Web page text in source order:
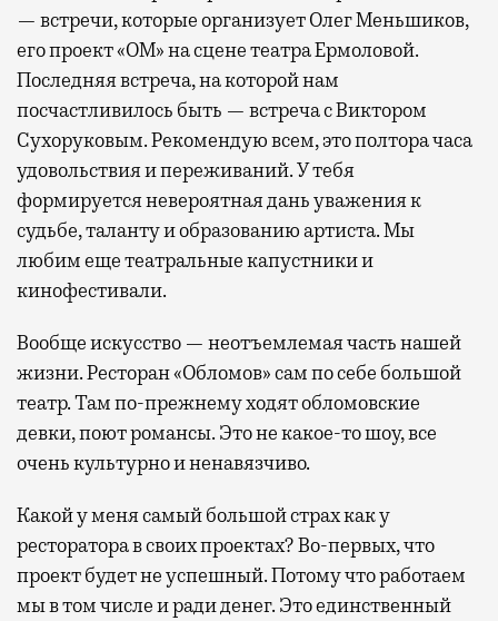
— встречи, которые организует Олег Меньшиков,
его проект «ОМ» на сцене театра Ермоловой.
Последняя встреча, на которой нам
посчастливилось быть — встреча с Виктором
Сухоруковым. Рекомендую всем, это полтора часа
удовольствия и переживаний. У тебя
формируется невероятная дань уважения к
судьбе, таланту и образованию артиста. Мы
любим еще театральные капустники и
кинофестивали.
Вообще искусство — неотъемлемая часть нашей
жизни. Ресторан «Обломов» сам по себе большой
театр. Там по-прежнему ходят обломовские
девки, поют романсы. Это не какое-то шоу, все
очень культурно и ненавязчиво.
Какой у меня самый большой страх как у
ресторатора в своих проектах? Во-первых, что
проект будет не успешный. Потому что работаем
мы в том числе и ради денег. Это единственный